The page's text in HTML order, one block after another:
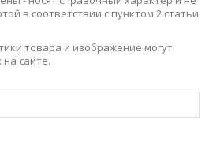
в соответствии с пунктом 2 статьи
товара и изображение могут
сайте.